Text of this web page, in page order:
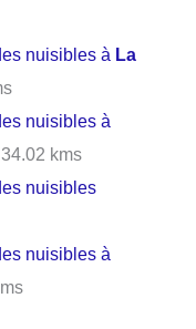
nuisibles à La
nuisibles à
34.02 kms
nuisibles
nuisibles à